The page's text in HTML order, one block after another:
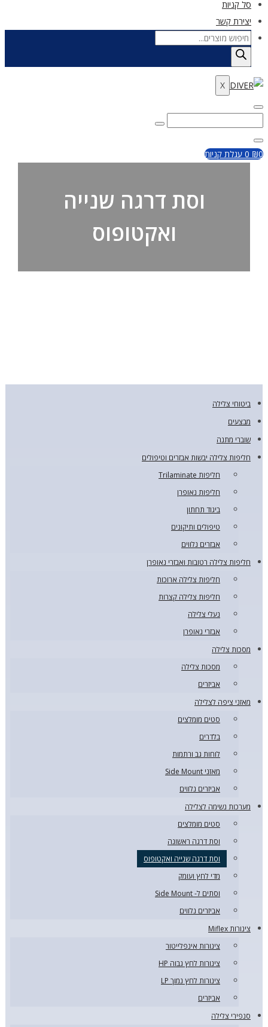
סל קניות
יצירת קשר
Products
search
X
Enter
Keywordfor:
Close
₪0
0 עגלת קניות
וסת דרגה שנייה
ואקטופוס
ביטוחי צלילה
מבצעים
שוברי מתנה
חליפות צלילה יבשות אבזרים וטיפולים
חליפות Trilaminate
חליפות נאופרן
ביגוד תחתון
טיפולים ותיקונים
אבזרים נלווים
חליפות צלילה רטובות ואבזרי נאופרן
חליפות צלילה ארוכות
חליפות צלילה קצרות
נעלי צלילה
אבזרי נאופרן
מסכות צלילה
מסכות צלילה
אביזרים
מאזני ציפה לצלילה
סטים מומלצים
בלדרים
לוחות גב ורתמות
מאזני Side Mount
אביזרים נלווים
מערכות נשימה לצלילה
סטים מומלצים
וסת דרגה ראשונה
וסת דרגה שנייה ואקטופוס
מדי לחץ ועומק
וסתים ל- Side Mount
אביזרים נלווים
צינורות Miflex
צינורות אינפלייטור
צינורות לחץ גבוה HP
צינורות לחץ נמוך LP
אביזרים
סנפירי צלילה